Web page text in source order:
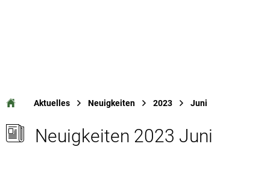
Aktuelles Neuigkeiten 2023 Juni
Neuigkeiten 2023 Juni